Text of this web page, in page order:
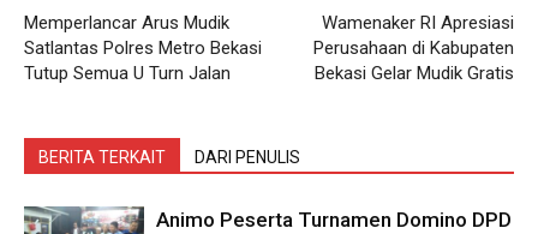
Memperlancar Arus Mudik
Satlantas Polres Metro Bekasi
Tutup Semua U Turn Jalan
Wamenaker RI Apresiasi
Perusahaan di Kabupaten
Bekasi Gelar Mudik Gratis
BERITA TERKAIT DARI PENULIS
Animo Peserta Turnamen Domino DPD